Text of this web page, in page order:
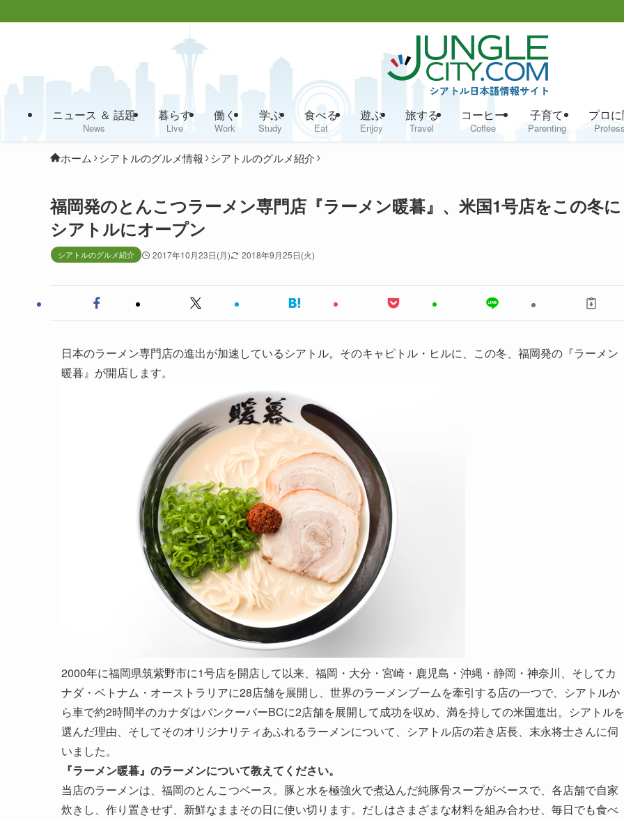
ニュース ＆ 話題
News
暮らす
Live
働く
Work
学ぶ
Study
食べる
Eat
遊ぶ
Enjoy
旅する
Travel
コーヒー
Coffee
子育て
Parenting
プロ
ホーム シアトルのグルメ情報 シアトルのグルメ紹介
福岡発のとんこつラーメン専門店『ラーメン暖暮』、米国1号店をこの冬に
シアトルにオープン
シアトルのグルメ紹介 2017年10月23日(月) 2018年9月25日(火)
日本のラーメン専門店の進出が加速しているシアトル。そのキャピトル・ヒルに、この冬、福岡発の『ラーメン
暖暮』が開店します。
2000年に福岡県筑紫野市に1号店を開店して以来、福岡・大分・宮崎・鹿児島・沖縄・静岡・神奈川、そしてカ
ナダ・ベトナム・オーストラリアに28店舗を展開し、世界のラーメンブームを牽引する店の一つで、シアトルか
ら車で約2時間半のカナダはバンクーバーBCに2店舗を展開して成功を収め、満を持しての米国進出。シアトルを
選んだ理由、そしてそのオリジナリティあふれるラーメンについて、シアトル店の若き店長、末永将士さんに伺
いました。
『ラーメン暖暮』のラーメンについて教えてください。
当店のラーメンは、福岡のとんこつベース。豚と水を極強火で煮込んだ純豚骨スープがベースで、各店舗で自家
炊きし、作り置きせず、新鮮なままその日に使い切ります。だしはさまざまな材料を組み合わせ、毎日でも食べ